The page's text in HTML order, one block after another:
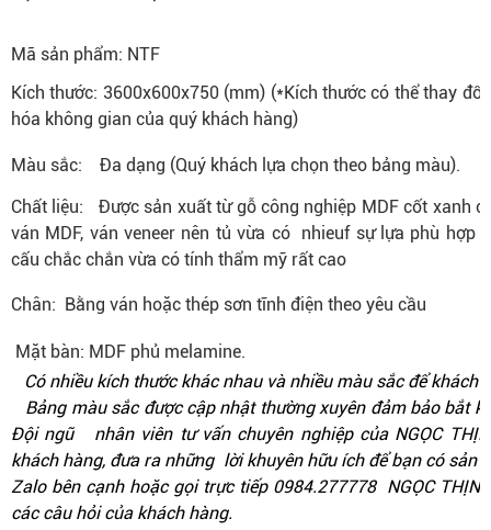
Mã sản phẩm: NTF
Kích thước: 3600x600x750 (mm) (*Kích thước có thể thay
hóa không gian của quý khách hàng)
Màu sắc:
Đa dạng (Quý khách lựa chọn theo bảng màu).
Chất liệu: Được sản xuất từ gỗ công nghiệp MDF cốt xanh
ván MDF, ván veneer nên tủ vừa có nhieuf sự lựa phù hợp
cấu chắc chắn vừa có tính thẩm mỹ rất cao
Chân: Bằng ván hoặc thép sơn tĩnh điện theo yêu cầu
Mặt bàn: MDF phủ melamine.
Có nhiều kích thước khác nhau và nhiều màu sắc để khách
Bảng màu sắc được cập nhật thường xuyên đảm bảo bắt
Đội ngũ nhân viên tư vấn chuyên nghiệp của NGỌC
khách hàng, đưa ra những lời khuyên hữu ích để bạn có sản
Zalo bên cạnh hoặc gọi trực tiếp 0984.277778 NGỌC THỊNH
các câu hỏi của khách hàng.